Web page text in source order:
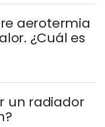
aerotermia
¿Cuál es
un radiador